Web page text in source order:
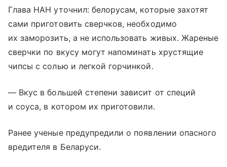
Глава НАН уточнил: белорусам, которые захотят
сами приготовить сверчков, необходимо
их заморозить, а не использовать живых. Жареные
сверчки по вкусу могут напоминать хрустящие
чипсы с солью и легкой горчинкой.
— Вкус в большей степени зависит от специй
и соуса, в котором их приготовили.
Ранее ученые предупредили о появлении опасного
вредителя в Беларуси.